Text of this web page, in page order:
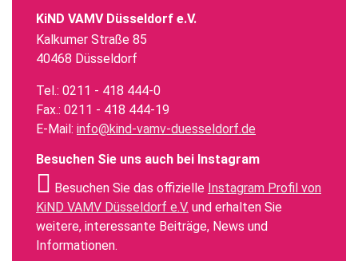
KiND VAMV Düsseldorf e.V.
Kalkumer Straße 85
40468 Düsseldorf
Tel.: 0211 - 418 444-0
Fax.: 0211 - 418 444-19
E-Mail: info@kind-vamv-duesseldorf.de
Besuchen Sie uns auch bei Instagram
Besuchen Sie das offizielle Instagram Profil von
KiND VAMV Düsseldorf e.V. und erhalten Sie
weitere, interessante Beiträge, News und
Informationen.